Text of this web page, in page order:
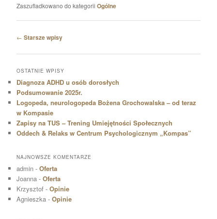
Zaszufladkowano do kategorii Ogólne
Nawigacja
← Starsze wpisy
OSTATNIE WPISY
Diagnoza ADHD u osób dorosłych
Podsumowanie 2025r.
Logopeda, neurologopeda Bożena Grochowalska – od teraz
w Kompasie
Zapisy na TUS – Trening Umiejętności Społecznych
Oddech & Relaks w Centrum Psychologicznym „Kompas”
NAJNOWSZE KOMENTARZE
admin -Oferta
Joanna -Oferta
Krzysztof -Opinie
Agnieszka -Opinie